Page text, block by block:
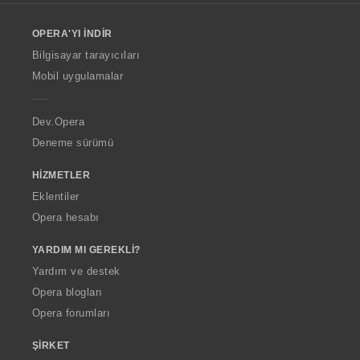
w
O
p
a
OPERA'YI İNDIR
Bilgisayar tarayıcıları
Mobil uygulamalar
Dev.Opera
Deneme sürümü
HIZMETLER
Eklentiler
Opera hesabı
YARDIM MI GEREKLI?
Yardım ve destek
Opera blogları
Opera forumları
ŞIRKET